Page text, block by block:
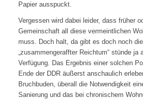
Papier ausspuckt.
Vergessen wird dabei leider, dass früher
Gemeinschaft all diese vermeintlichen
muss. Doch halt, da gibt es doch noch die
„zusammengeraffter Reichtum“ stünde ja
Verfügung. Das Ergebnis einer solchen
Ende der DDR äußerst anschaulich
Bruchbuden, überall die Notwendigkeit
Sanierung und das bei chronischem